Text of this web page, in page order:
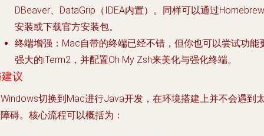
DBeaver、DataGrip（IDEA内置）。同样可以通过Homebrew
安装或下载官方安装包。
终端增强 ：Mac自带的终端已经不错，但你也可以尝试功能
强大的iTerm2，并配置Oh My Zsh来美化与强化终端。
议
切换到Mac进行Java开发，在环境搭建上并不会遇到
碍。核心流程可以概括为：